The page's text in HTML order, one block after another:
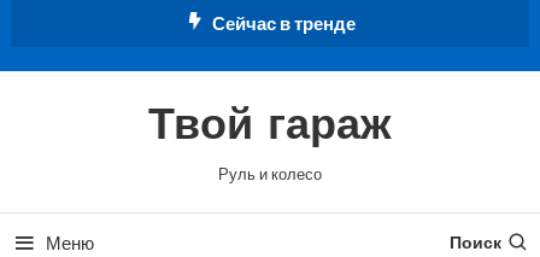
Сейчас в тренде
Твой гараж
Руль и колесо
Меню Поиск